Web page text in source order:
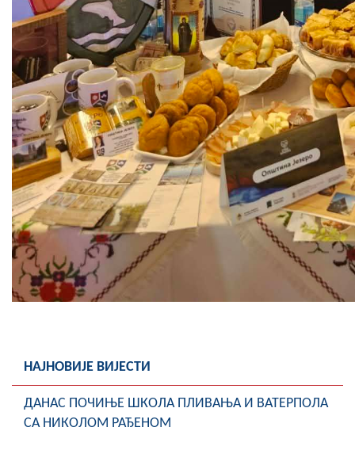
НАЈНОВИЈЕ ВИЈЕСТИ
ДАНАС ПОЧИЊЕ ШКОЛА ПЛИВАЊА И ВАТЕРПОЛА
СА НИКОЛОМ РАЂЕНОМ